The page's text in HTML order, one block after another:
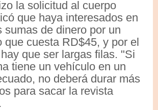
la solicitud al cuerpo
que haya interesados en
sumas de dinero por un
que cuesta RD$45, y por el
que ser largas filas. "Si
tiene un vehículo en un
no deberá durar más
para sacar la revista